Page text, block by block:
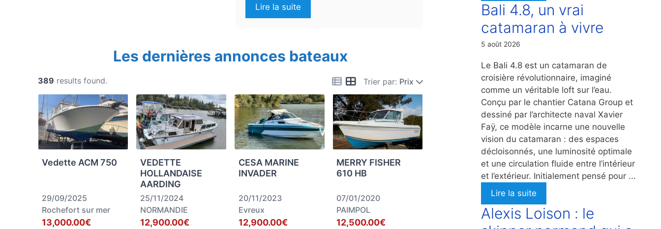
Lire la suite
Les dernières annonces bateaux
Trier par: Prix
389 results found.
Vedette ACM 750
29/09/2025
Rochefort sur mer
13,000.00€
VEDETTE
HOLLANDAISE
AARDING
25/11/2024
NORMANDIE
12,900.00€
CESA MARINE
INVADER
20/11/2023
Evreux
12,900.00€
MERRY FISHER
610 HB
07/01/2020
PAIMPOL
12,500.00€
Bali 4.8, un vrai
catamaran à vivre
5 août 2026
Le Bali 4.8 est un catamaran de
croisière révolutionnaire, imaginé
comme un véritable loft sur l’eau.
Conçu par le chantier Catana Group et
dessiné par l’architecte naval Xavier
Faÿ, ce modèle incarne une nouvelle
vision du catamaran : des espaces
décloisonnés, une luminosité optimale
et une circulation fluide entre l’intérieur
et l’extérieur. Initialement pensé pour ...
Lire la suite
Alexis Loison : le